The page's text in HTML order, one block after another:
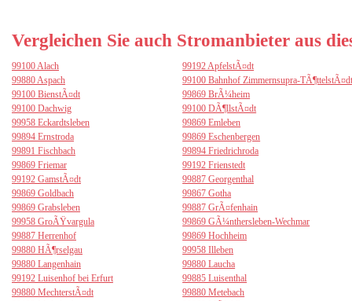
Vergleichen Sie auch Stromanbieter aus
99100 Alach
99192 ApfelstÃ¤dt
99880 Aspach
99100 Bahnhof Zimmernsupra-
99100 BienstÃ¤dt
99869 BrÃ¼heim
99100 Dachwig
99100 DÃ¶llstÃ¤dt
99958 Eckardtsleben
99869 Emleben
99894 Ernstroda
99869 Eschenbergen
99891 Fischbach
99894 Friedrichroda
99869 Friemar
99192 Frienstedt
99192 GamstÃ¤dt
99887 Georgenthal
99869 Goldbach
99867 Gotha
99869 Grabsleben
99887 GrÃ¤fenhain
99958 GroÃŸvargula
99869 GÃ¼nthersleben-Wechmar
99887 Herrenhof
99869 Hochheim
99880 HÃ¶rselgau
99958 Illeben
99880 Langenhain
99880 Laucha
99192 Luisenhof bei Erfurt
99885 Luisenthal
99880 MechterstÃ¤dt
99880 Metebach